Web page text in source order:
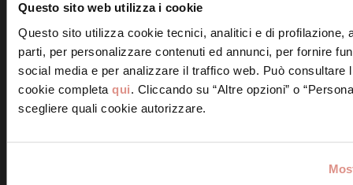
Questo sito web utilizza i cookie
Questo sito utilizza cookie tecnici, analitici e di profilazione,
parti, per personalizzare contenuti ed annunci, per fornire
social media e per analizzare il traffico web. Può consultare
cookie completa qui. Cliccando su “Altre opzioni” o
scegliere quali cookie autorizzare.
Mortadella Bologna
Il Consorzio italiano tutela Mortadella Bologna si
è costituito nel 2001, a seguito del
riconoscimento dell’IGP alla Mortadella Bologna
– avvenuto nel 1998 – e al conseguente avvio
della certificazione da parte dei produttori. Il
Consorzio, che ha come scopo la tutela e la